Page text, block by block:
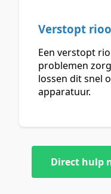
Verstopt
Een verstopt
problemen
lossen dit snel
apparatuur.
Direct hulp